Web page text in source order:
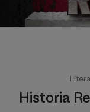
Historia